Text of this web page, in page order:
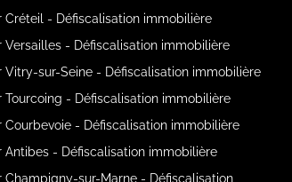
Créteil - Défiscalisation immobilière
Versailles - Défiscalisation immobilière
Vitry-sur-Seine - Défiscalisation immobilière
Tourcoing - Défiscalisation immobilière
Courbevoie - Défiscalisation immobilière
Antibes - Défiscalisation immobilière
Champigny-sur-Marne - Défiscalisation